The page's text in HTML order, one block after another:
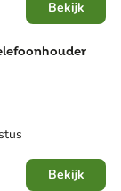
Bekijk
Bekijk